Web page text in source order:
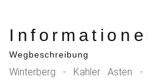
Wegbeschreibung
Winterberg - Kahler Asten